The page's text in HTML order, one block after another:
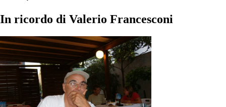
In ricordo di Valerio Francesconi